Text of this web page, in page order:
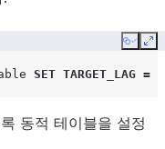
Copy
SET TARGET_LAG =
동적 테이블을 설정